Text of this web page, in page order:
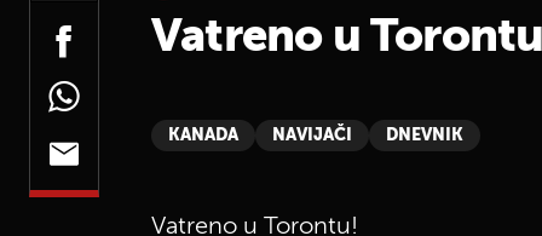
Vatreno u
KANADA NAVIJAČI DNEVNIK
Vatreno u Torontu!